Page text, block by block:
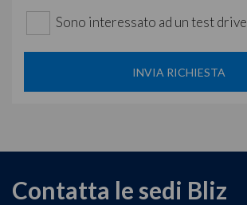
Sono interessato ad un test drive
INVIA RICHIESTA
Contatta le sedi Bliz